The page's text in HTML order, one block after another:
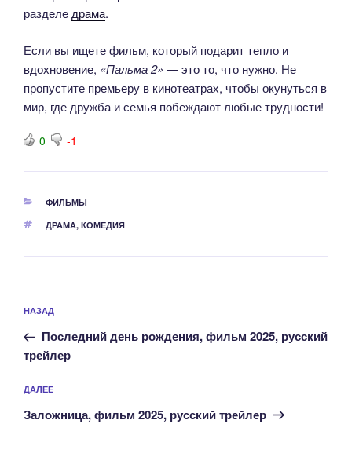
разделе драма.
Если вы ищете фильм, который подарит тепло и
вдохновение, «Пальма 2» — это то, что нужно. Не
пропустите премьеру в кинотеатрах, чтобы окунуться в
мир, где дружба и семья побеждают любые трудности!
0 -1
РУБРИКИ
ФИЛЬМЫ
МЕТКИ
ДРАМА, КОМЕДИЯ
по
записям
Предыдущая
запись:
НАЗАД
Последний день рождения, фильм 2025, русский
трейлер
Следующая
запись
ДАЛЕЕ
Заложница, фильм 2025, русский трейлер